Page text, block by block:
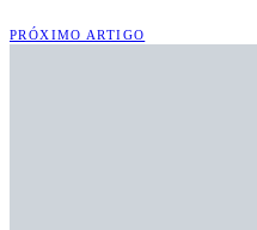
PRÓXIMO ARTIGO